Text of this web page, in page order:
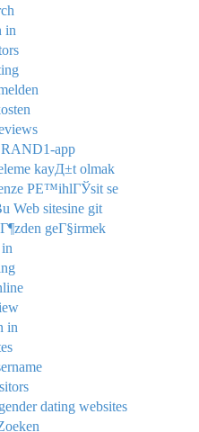
in
app
kayД±t olmak
PЕ™ihlГЎsit se
Web sitesine git
geГ§irmek
in
in
dating websites